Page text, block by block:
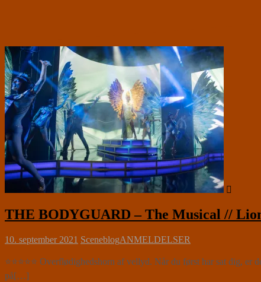
THE BODYGUARD – The Musical //
10. september 2021 SceneblogANMELDELSER
⭐⭐⭐⭐⭐ Overflødighedshorn af vellyd. Når du først har sat dig,
på[…]